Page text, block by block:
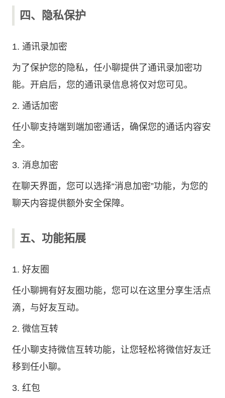
四、隐私保护
1. 通讯录加密
为了保护您的隐私，任小聊提供了通讯录加密功
能。开启后，您的通讯录信息将仅对您可见。
2. 通话加密
任小聊支持端到端加密通话，确保您的通话内容安
全。
3. 消息加密
在聊天界面，您可以选择“消息加密”功能，为您的
聊天内容提供额外安全保障。
五、功能拓展
1. 好友圈
任小聊拥有好友圈功能，您可以在这里分享生活点
滴，与好友互动。
2. 微信互转
任小聊支持微信互转功能，让您轻松将微信好友迁
移到任小聊。
3. 红包